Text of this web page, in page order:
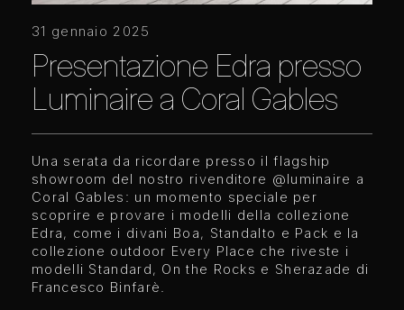
31 gennaio 2025
Presentazione Edra presso
Luminaire a Coral Gables
Una serata da ricordare presso il flagship
showroom del nostro rivenditore @luminaire a
Coral Gables: un momento speciale per
scoprire e provare i modelli della collezione
Edra, come i divani Boa, Standalto e Pack e la
collezione outdoor Every Place che riveste i
modelli Standard, On the Rocks e Sherazade di
Francesco Binfarè.